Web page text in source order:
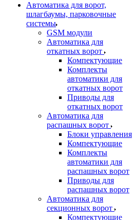
Автоматика для ворот,
шлагбаумы, парковочные
системы
GSM модули
Автоматика для
откатных ворот
Компектующие
Комплекты
автоматики для
откатных ворот
Приводы для
откатных ворот
Автоматика для
распашных ворот
Блоки управления
Компектующие
Комплекты
автоматики для
распашных ворот
Приводы для
распашных ворот
Автоматика для
секционных ворот
Компектующие